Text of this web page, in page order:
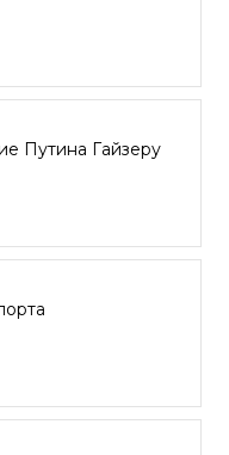
Путина Гайзеру